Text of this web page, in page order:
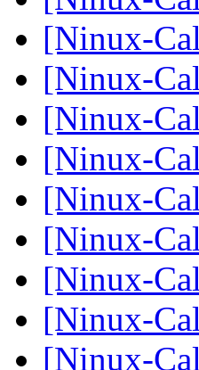
[Ninux-
[Ninux-
[Ninux-
[Ninux-
[Ninux-
[Ninux-
[Ninux-
[Ninux-
[Ninux-